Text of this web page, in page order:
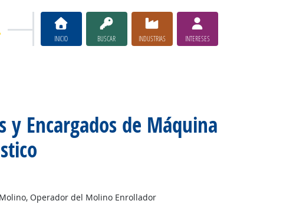
INICIO BUSCAR INDUSTRIAS INTERESES
y Encargados de Máquina
Operador del Molino Enrollador